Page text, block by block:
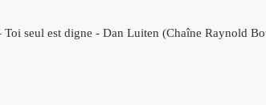
seul est digne - Dan Luiten (Chaîne Raynold